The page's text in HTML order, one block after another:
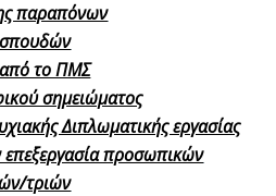
παραπόνων
σπουδών
από το ΠΜΣ
σημειώματος
Διπλωματικής εργασίας
επεξεργασία προσωπικών
τριών